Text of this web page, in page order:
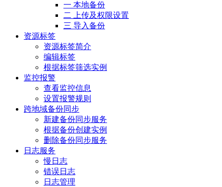
一 本地备份
二 上传及权限设置
三 导入备份
资源标签
资源标签简介
编辑标签
根据标签筛选实例
监控报警
查看监控信息
设置报警规则
跨地域备份同步
新建备份同步服务
根据备份创建实例
删除备份同步服务
日志服务
慢日志
错误日志
日志管理